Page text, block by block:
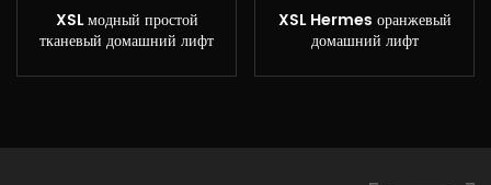
XSL модный простой
тканевый домашний лифт
XSL Hermes оранжевый
домашний лифт